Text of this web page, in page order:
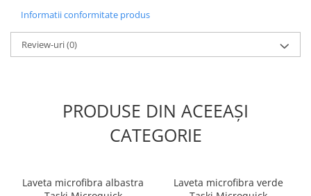
Informatii conformitate produs
Review-uri(0)
PRODUSE DIN ACEEAȘI
CATEGORIE
Laveta microfibra albastra
Laveta microfibra verde